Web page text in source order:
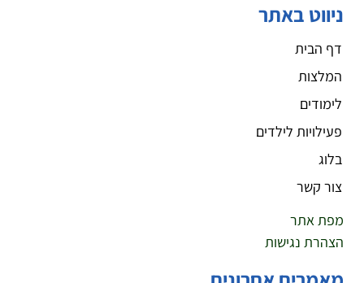
ניווט באתר
דף הבית
המלצות
לימודים
פעילויות לילדים
בלוג
צור קשר
מפת אתר
הצהרת נגישות